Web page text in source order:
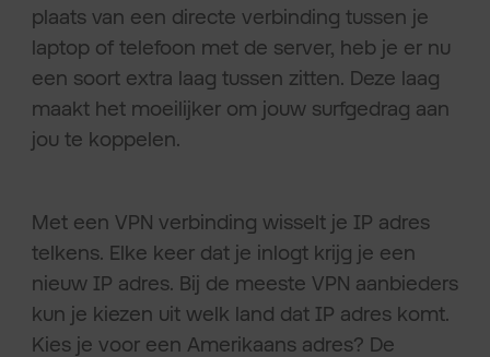
plaats van een directe verbinding tussen je
laptop of telefoon met de server, heb je er nu
een soort extra laag tussen zitten. Deze laag
maakt het moeilijker om jouw surfgedrag aan
jou te koppelen.
Met een VPN verbinding wisselt je IP adres
telkens. Elke keer dat je inlogt krijg je een
nieuw IP adres. Bij de meeste VPN aanbieders
kun je kiezen uit welk land dat IP adres komt.
Kies je voor een Amerikaans adres? De